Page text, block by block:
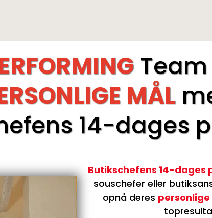
Team
MÅL
14-dages
Butikschefens 14-dages
souschefer eller
opnå deres